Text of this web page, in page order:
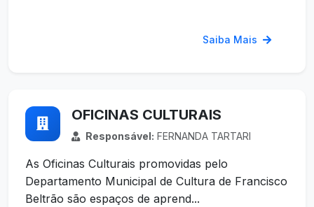
Saiba Mais
OFICINAS CULTURAIS
Responsável: FERNANDA TARTARI
As Oficinas Culturais promovidas pelo
Departamento Municipal de Cultura de Francisco
Beltrão são espaços de aprend...